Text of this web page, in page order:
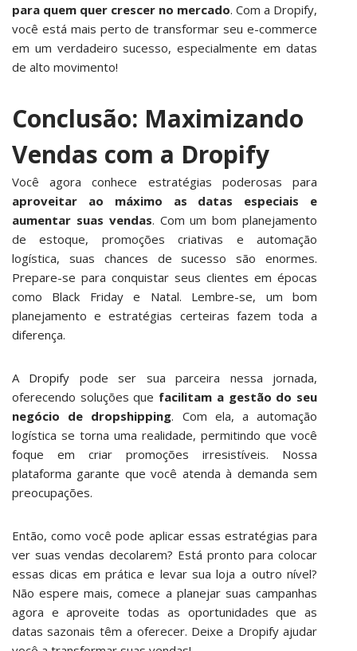
para quem quer crescer no mercado. Com a Dropify,
você está mais perto de transformar seu e-commerce
em um verdadeiro sucesso, especialmente em datas
de alto movimento!
Conclusão: Maximizando
Vendas com a Dropify
Você agora conhece estratégias poderosas para
aproveitar ao máximo as datas especiais e
aumentar suas vendas. Com um bom planejamento
de estoque, promoções criativas e automação
logística, suas chances de sucesso são enormes.
Prepare-se para conquistar seus clientes em épocas
como Black Friday e Natal. Lembre-se, um bom
planejamento e estratégias certeiras fazem toda a
diferença.
A Dropify pode ser sua parceira nessa jornada,
oferecendo soluções que facilitam a gestão do seu
negócio de dropshipping. Com ela, a automação
logística se torna uma realidade, permitindo que você
foque em criar promoções irresistíveis. Nossa
plataforma garante que você atenda à demanda sem
preocupações.
Então, como você pode aplicar essas estratégias para
ver suas vendas decolarem? Está pronto para colocar
essas dicas em prática e levar sua loja a outro nível?
Não espere mais, comece a planejar suas campanhas
agora e aproveite todas as oportunidades que as
datas sazonais têm a oferecer. Deixe a Dropify ajudar